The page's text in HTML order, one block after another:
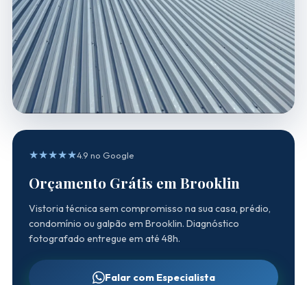
★★★★★4.9 no Google
Orçamento Grátis em Brooklin
Vistoria técnica sem compromisso na sua casa, prédio,
condomínio ou galpão em Brooklin. Diagnóstico
fotografado entregue em até 48h.
Falar com Especialista